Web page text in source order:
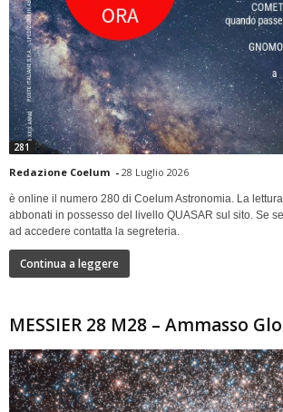
281
Redazione Coelum - 28 Luglio 2026
è online il numero 280 di Coelum Astronomia. La
abbonati in possesso del livello QUASAR sul sito. Se
ad accedere contatta la segreteria.
Continua a leggere
MESSIER 28 M28 – Ammasso